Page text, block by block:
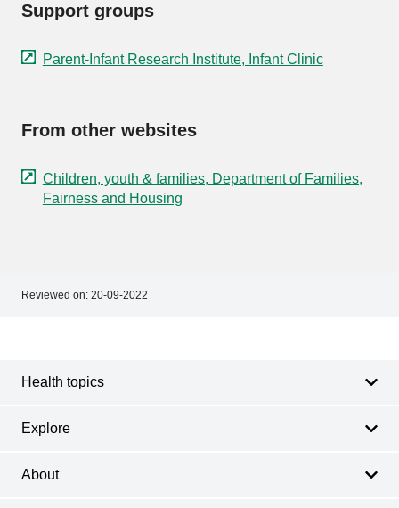
Support groups
Parent-Infant Research Institute, Infant Clinic
From other websites
Children, youth & families, Department of Families,
Fairness and Housing
Reviewed on: 20-09-2022
Health topics
Explore
About